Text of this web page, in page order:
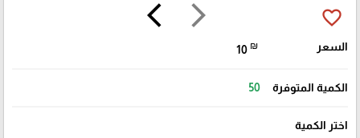
arrow_forward_ios
arrow_back_ios favorite_border
السعر 10 ₪
الكمية المتوفرة 50
اختر الكمية